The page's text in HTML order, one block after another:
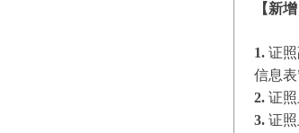
【新
1. 证
信息
2. 证
3. 证